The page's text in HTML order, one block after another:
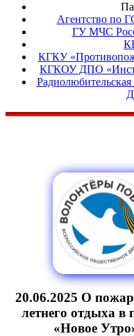
Агентство по
ГУ МЧС
КГКУ
КГКОУ ДПО
20.06.2025 О
летнего отдыха
«Новое